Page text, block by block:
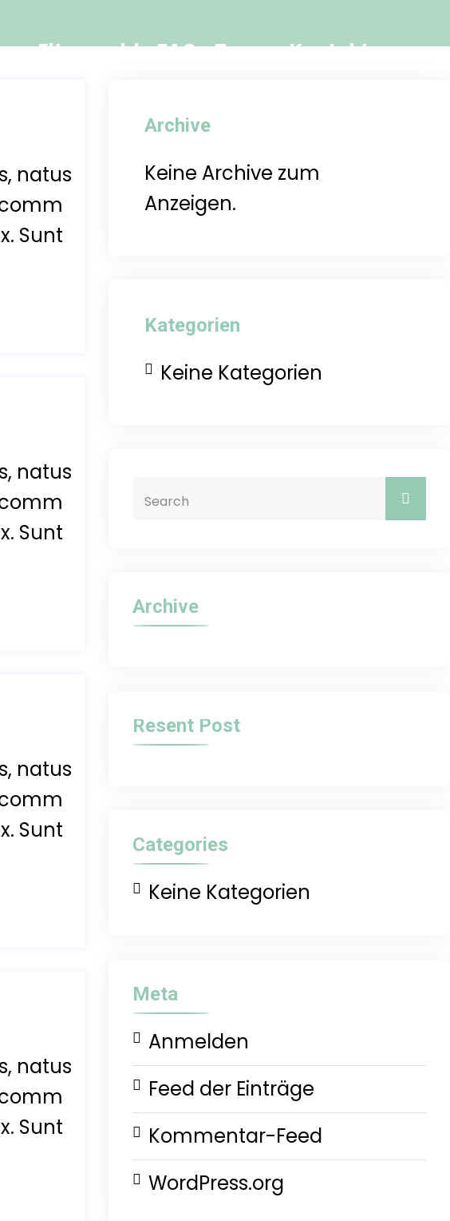
Elterngeld FAQ Team Kontakt
natus
Sunt
natus
Sunt
natus
Sunt
natus
Sunt
Archive
Keine Archive zum
Anzeigen.
Kategorien
Keine Kategorien
Archive
Resent Post
Categories
Keine Kategorien
Meta
Anmelden
Feed der Einträge
Kommentar-Feed
WordPress.org